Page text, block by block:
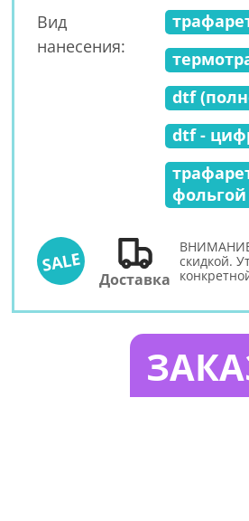
Вид
нанесения:
dtf
dtf -
фольгой
SALE
Доставка
скидкой.